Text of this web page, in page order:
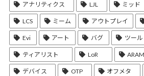
アナリティクス LJL ミッド
LCS ミーム アウトプレイ
Evi アート バグ ツール
ティアリスト LoR ARAM
デバイス OTP オフメタ